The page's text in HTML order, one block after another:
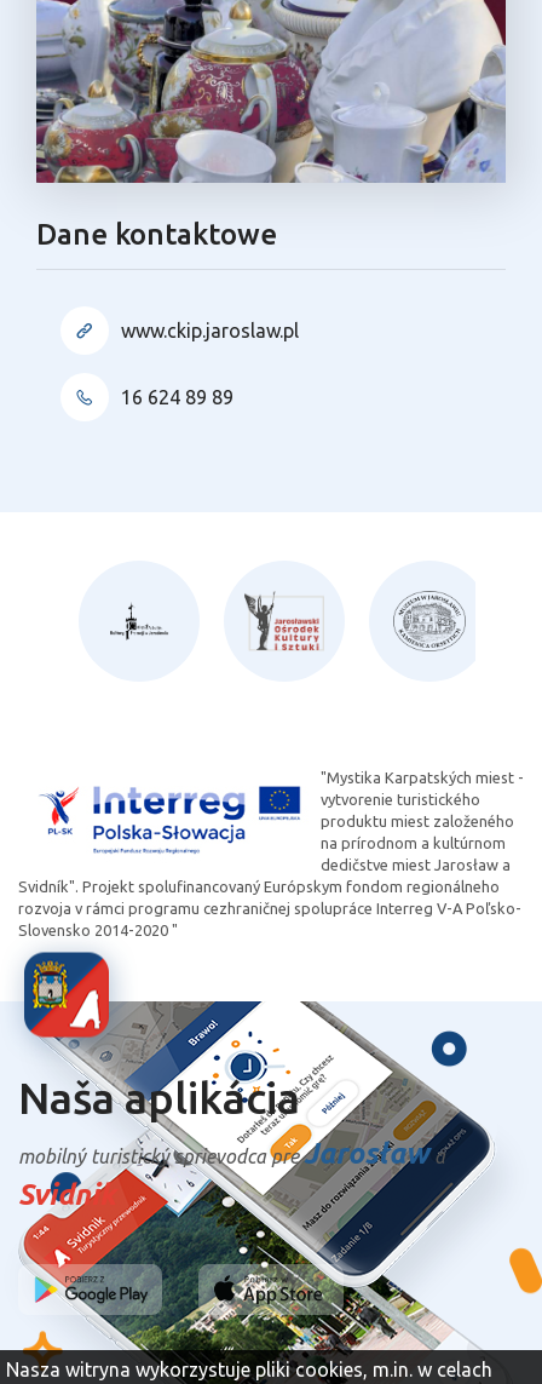
Dane kontaktowe
www.ckip.jaroslaw.pl
16 624 89 89
"Mystika Karpatských miest -
vytvorenie turistického
produktu miest založeného
na prírodnom a kultúrnom
dedičstve miest Jarosław a
Svidník". Projekt spolufinancovaný Európskym fondom regionálneho
rozvoja v rámci programu cezhraničnej spolupráce Interreg V-A Poľsko-
Slovensko 2014-2020 "
Naša aplikácia
mobilný turistický sprievodca preJarosława
Svidnik
Nasza witryna wykorzystuje pliki cookies, m.in. w celach